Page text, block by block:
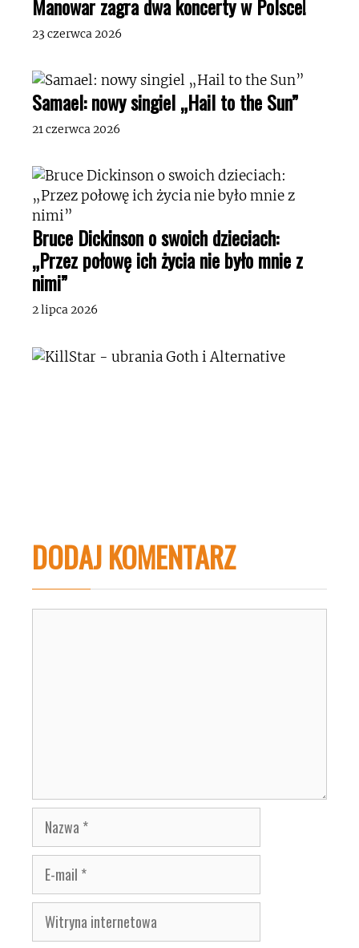
Manowar zagra dwa koncerty w Polsce!
23 czerwca 2026
Samael: nowy singiel „Hail to the Sun”
21 czerwca 2026
Bruce Dickinson o swoich dzieciach:
„Przez połowę ich życia nie było mnie z
nimi”
2 lipca 2026
DODAJ KOMENTARZ
Nazwa
E-
mail
Witryna
internetowa